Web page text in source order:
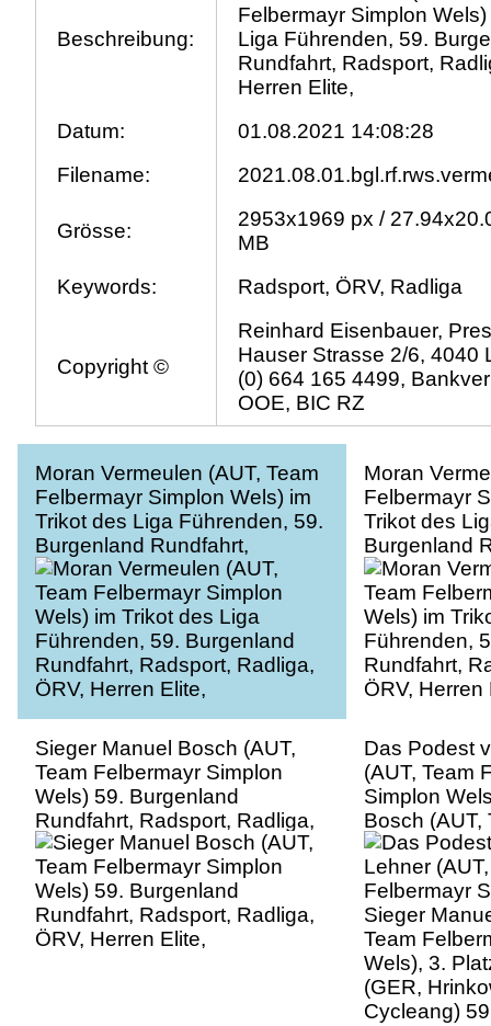
Beschreibung:
Felbermayr Simplon
Liga Führenden, 59.
Rundfahrt, Radsport,
Herren Elite,
Datum:
01.08.2021 14:08:28
Filename:
Grösse:
2953x1969 px /
MB
Keywords:
Radsport, ÖRV, Radliga
Copyright ©
Reinhard Eisenbauer,
Hauser Strasse 2/6, 4040
(0) 664 165 4499,
OOE, BIC RZ
Moran Vermeulen (AUT, Team
Felbermayr Simplon Wels) im
Trikot des Liga Führenden, 59.
Burgenland Rundfahrt,
Radsport, Radliga, ÖRV,
Herren Elite,
Moran
Felbermayr
Trikot des
Burgenland
Radsport,
Herren Elite,
Sieger Manuel Bosch (AUT,
Team Felbermayr Simplon
Wels) 59. Burgenland
Rundfahrt, Radsport, Radliga,
ÖRV, Herren Elite,
Das Podest
(AUT, Team
Simplon
Bosch (AUT,
Simplon
Rapp (GER,
Cycleang)
Rundfahrt,
ÖRV, Herren